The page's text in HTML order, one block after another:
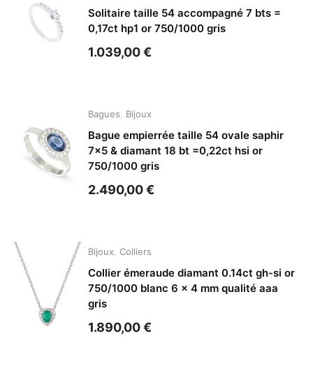
Solitaire taille 54 accompagné 7 bts =
0,17ct hp1 or 750/1000 gris
1.039,00€
Bagues Bijoux
Bague empierrée taille 54 ovale saphir
7×5 & diamant 18 bt =0,22ct hsi or
750/1000 gris
2.490,00€
Bijoux Colliers
Collier émeraude diamant 0.14ct gh-si or
750/1000 blanc 6 x 4 mm qualité aaa
gris
1.890,00€